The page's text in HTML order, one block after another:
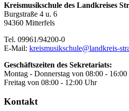
Kreismusikschule des Landkreises
Burgstraße 4 u. 6
94360 Mitterfels
Tel. 09961/94200-0
E-Mail: kreismusikschule@landkreis-
Geschäftszeiten des Sekretariats:
Montag - Donnerstag von 08:00 -
Freitag von 08:00 - 12:00 Uhr
Kontakt